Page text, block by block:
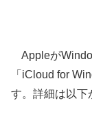
Appleが
「iCloud for
す。詳細は以下